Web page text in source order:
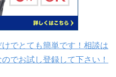
でとても簡単です！相談は
でお試し登録して下さい！